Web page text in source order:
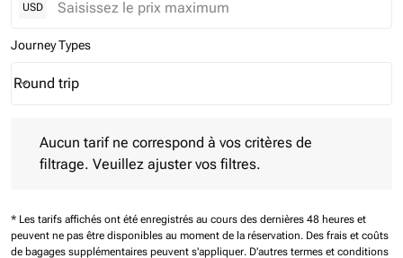
USD
Journey Types
Journey Types option Round trip Selected
Round trip
keyboard_arrow_down
Aucun tarif ne correspond à vos critères de
filtrage. Veuillez ajuster vos filtres.
* Les tarifs affichés ont été enregistrés au cours des dernières 48 heures et
peuvent ne pas être disponibles au moment de la réservation. Des frais et coûts
de bagages supplémentaires peuvent s'appliquer. D'autres termes et conditions